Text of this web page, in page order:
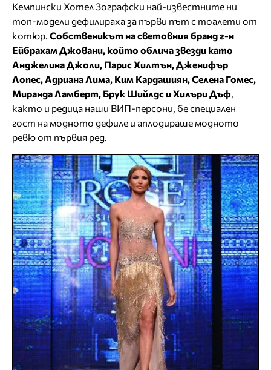
Кемпински Хотел Зографски най-известните ни
топ-модели дефилираха за първи път с тоалети от
котюр. Собственикът на световния бранд г-н
Ейбрахам Джовани, който облича звезди като
Анджелина Джоли, Парис Хилтън, Дженифър
Лопес, Адриана Лима, Ким Кардашиян, Селена Гомес,
Миранда Ламберт, Брук Шийлдс и Хилъри Дъф,
както и редица наши ВИП-персони, бе специален
гост на модното дефиле и аплодираше модното
ревю от първия ред.